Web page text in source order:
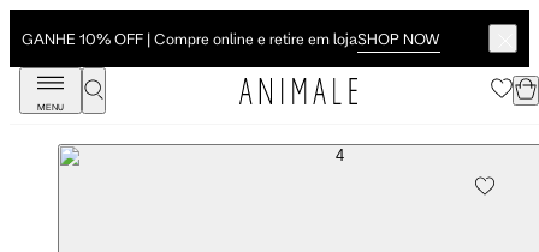
GANHE 10% OFF | Compre online e retire em lojaSHOP NOW
MENU